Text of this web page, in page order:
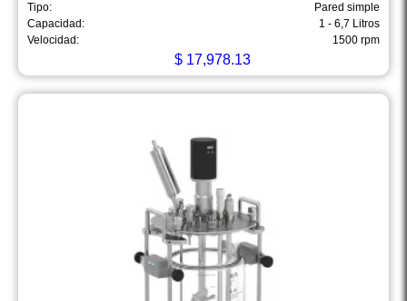
Tipo:
Pared simple
Capacidad:
1 - 6,7 Litros
Velocidad:
1500 rpm
$ 17,978.13